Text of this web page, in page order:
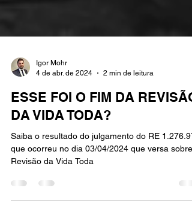
4 de abr. de 2024
2 min de leitura
ESSE FOI O FIM DA REVISÃO
DA VIDA TODA?
Saiba o resultado do julgamento do RE
Revisão da Vida Toda